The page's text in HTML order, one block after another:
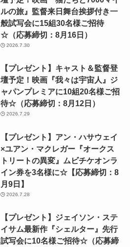
ルの旅』監督来日舞台挨拶付き一
般試写会に15組30名様ご招待
☆（応募締切：8月16日）
2026.7.30
【プレゼント】キャスト＆監督登
壇予定！映画『我々は宇宙人』ジ
ャパンプレミアに10組20名様ご招
待☆（応募締切：8月12日）
2026.7.29
【プレゼント】アン・ハサウェイ
×ユアン・マクレガー『オークス
トリートの異変』ムビチケオンラ
イン券を3名様に☆【応募締切：8
月9日】
2026.7.28
【プレゼント】ジェイソン・ステ
イサム最新作『シェルター』先行
試写会に10名様ご招待☆（応募締